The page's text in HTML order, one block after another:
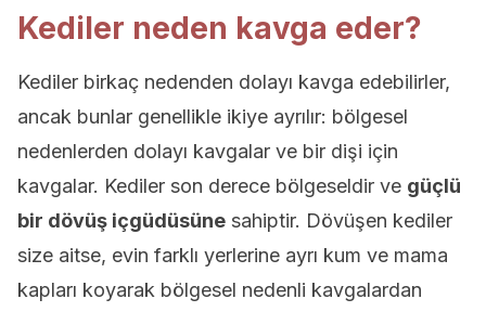
Kediler neden kavga eder?
Kediler birkaç nedenden dolayı kavga edebilirler,
ancak bunlar genellikle ikiye ayrılır: bölgesel
nedenlerden dolayı kavgalar ve bir dişi için
kavgalar. Kediler son derece bölgeseldir ve güçlü
bir dövüş içgüdüsüne sahiptir. Dövüşen kediler
size aitse, evin farklı yerlerine ayrı kum ve mama
kapları koyarak bölgesel nedenli kavgalardan